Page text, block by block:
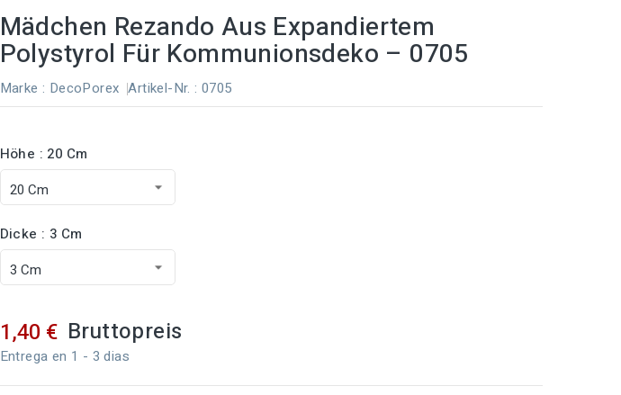
Mädchen Rezando Aus Expandiertem
Polystyrol Für Kommunionsdeko – 0705
Marke : DecoPorex Artikel-Nr. : 0705
Höhe : 20 Cm
Dicke : 3 Cm
1,40 € Bruttopreis
Entrega en 1 - 3 dias